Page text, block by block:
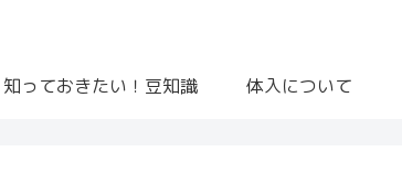
知っておきたい！豆知識 体入について